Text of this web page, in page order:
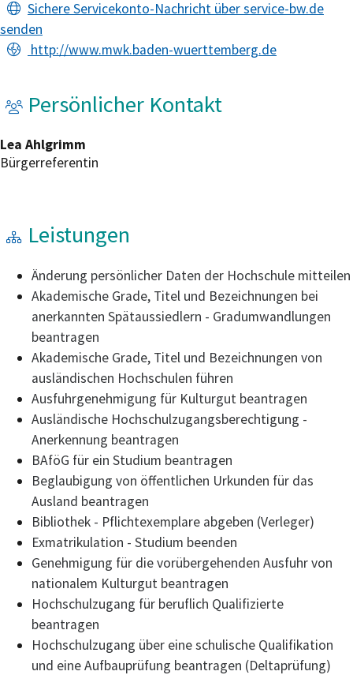
Sichere Servicekonto-Nachricht über service-bw.de
senden
http://www.mwk.baden-wuerttemberg.de
Persönlicher Kontakt
Lea Ahlgrimm
Bürgerreferentin
Leistungen
Änderung persönlicher Daten der Hochschule mitteilen
Akademische Grade, Titel und Bezeichnungen bei
anerkannten Spätaussiedlern - Gradumwandlungen
beantragen
Akademische Grade, Titel und Bezeichnungen von
ausländischen Hochschulen führen
Ausfuhrgenehmigung für Kulturgut beantragen
Ausländische Hochschulzugangsberechtigung -
Anerkennung beantragen
BAföG für ein Studium beantragen
Beglaubigung von öffentlichen Urkunden für das
Ausland beantragen
Bibliothek - Pflichtexemplare abgeben (Verleger)
Exmatrikulation - Studium beenden
Genehmigung für die vorübergehenden Ausfuhr von
nationalem Kulturgut beantragen
Hochschulzugang für beruflich Qualifizierte
beantragen
Hochschulzugang über eine schulische Qualifikation
und eine Aufbauprüfung beantragen (Deltaprüfung)